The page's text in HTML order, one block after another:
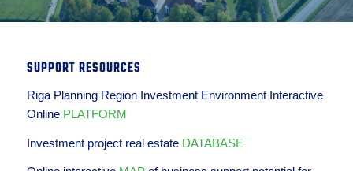
SUPPORT RESOURCES
Riga Planning Region Investment Environment Interactive
Online PLATFORM
Investment project real estate DATABASE